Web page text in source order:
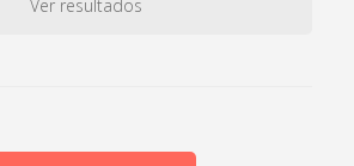
Ver resultados